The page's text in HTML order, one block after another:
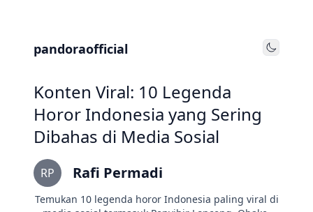
pandoraofficial Toggle
Konten Viral: 10 Legenda
Horor Indonesia yang Sering
Dibahas di Media Sosial
RP Rafi Permadi
Temukan 10 legenda horor Indonesia paling viral di